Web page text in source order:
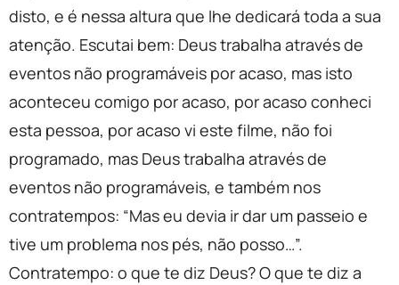
disto, e é nessa altura que lhe dedicará toda a sua
atenção. Escutai bem: Deus trabalha através de
eventos não programáveis por acaso, mas isto
aconteceu comigo por acaso, por acaso conheci
esta pessoa, por acaso vi este filme, não foi
programado, mas Deus trabalha através de
eventos não programáveis, e também nos
contratempos: “Mas eu devia ir dar um passeio e
tive um problema nos pés, não posso…”.
Contratempo: o que te diz Deus? O que te diz a